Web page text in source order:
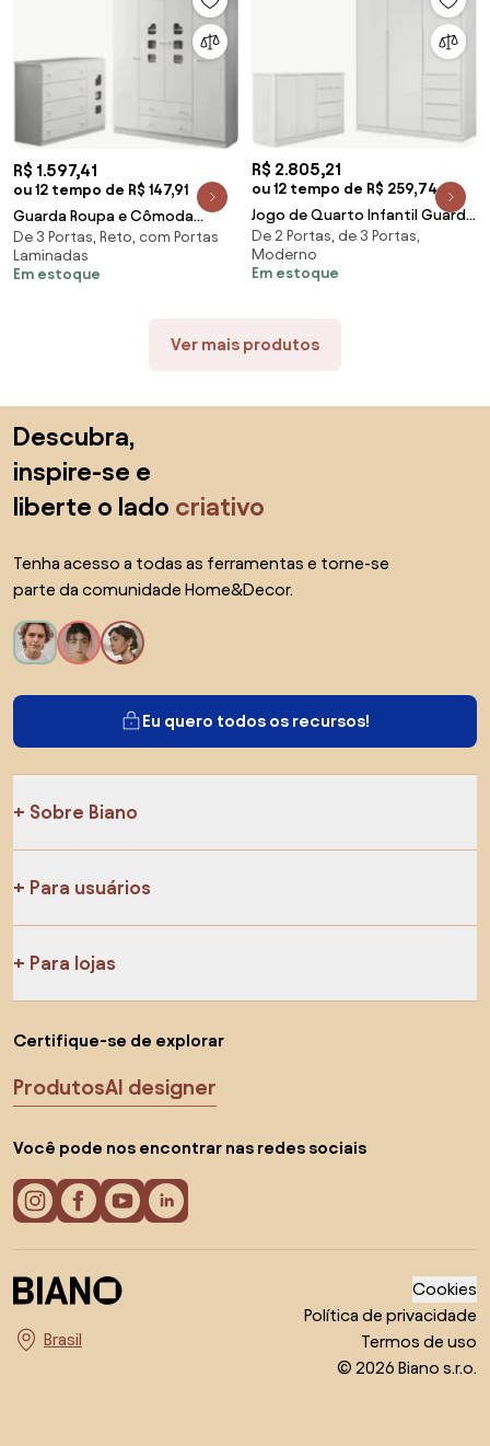
R$ 1.597,41
ou 12 tempo de R$ 147,91
Guarda Roupa e Cômoda
Infantil Livia Branco - Phoenix
De 3 Portas, Reto, com Portas
Laminadas
Em estoque
R$ 2.805,21
ou 12 tempo de R$ 259,74
Jogo de Quarto Infantil Guarda
Roupa e Cômoda Pérola Branco
- Phoenix
De 2 Portas, de 3 Portas,
Moderno
Em estoque
Ver mais produtos
Descubra,
inspire-se e
liberte o lado criativo
Tenha acesso a todas as ferramentas e torne-se
parte da comunidade Home&Decor.
Eu quero todos os recursos!
Sobre Biano
Para usuários
Para lojas
Certifique-se de explorar
ProdutosAI designer
Você pode nos encontrar nas redes sociais
Escolha o país
Cookies
Política de privacidade
Termos de uso
© 2026 Biano s.r.o.